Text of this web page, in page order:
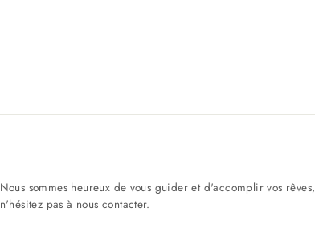
Nous sommes heureux de vous guider et d'accomplir vos rêves,
n'hésitez pas à nous contacter.